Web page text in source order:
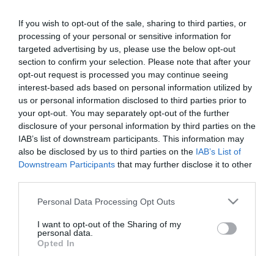
If you wish to opt-out of the sale, sharing to third parties, or
processing of your personal or sensitive information for
targeted advertising by us, please use the below opt-out
section to confirm your selection. Please note that after your
opt-out request is processed you may continue seeing
interest-based ads based on personal information utilized by
us or personal information disclosed to third parties prior to
your opt-out. You may separately opt-out of the further
disclosure of your personal information by third parties on the
IAB’s list of downstream participants. This information may
also be disclosed by us to third parties on the IAB’s List of
Downstream Participants that may further disclose it to other
Please note that this website/app uses one or more Google
not limited to your visit or usage behaviour. You may click to
grant or deny consent to Google and its third-party tags to
use your data for below specified purposes in below Google
Personal Data Processing Opt Outs
I want to opt-out of the Sharing of my
personal data.
Opted In
szolgálja. Kifejtette, hogy a hét eseményei nem nyerték el Kína
tetszését, de ami történt az "az amerikai vezető szerep
visszatérése", és "a béke az erő által" politika megvalósítása.
Pete Hegseth állítása szerint a panamai vezetés is támogatja azt -
a Donald Trump elnök által is szorgalmazott - üzletet, amelynek
keretében a Panama-csatorna két végpontján fekvő meghatározó
kikötők, Balboa és Cristobal létesítményei egy hongkongi cégtől
egy amerikai befektetési társaság által vezetett konzorcium
tulajdonába kerüljenek.
Az amerikai védelmi miniszter "Trump-párti" és "Amerikai-barát"
elnökként jellemezte José Raúl Mulino panamai elnököt. A közép-
amerikai ország államfője még februárban, Marco Rubio amerikai
külügyminiszter látogatása idején cáfolta azokat a híreket, hogy
járművek számára a csatornán.